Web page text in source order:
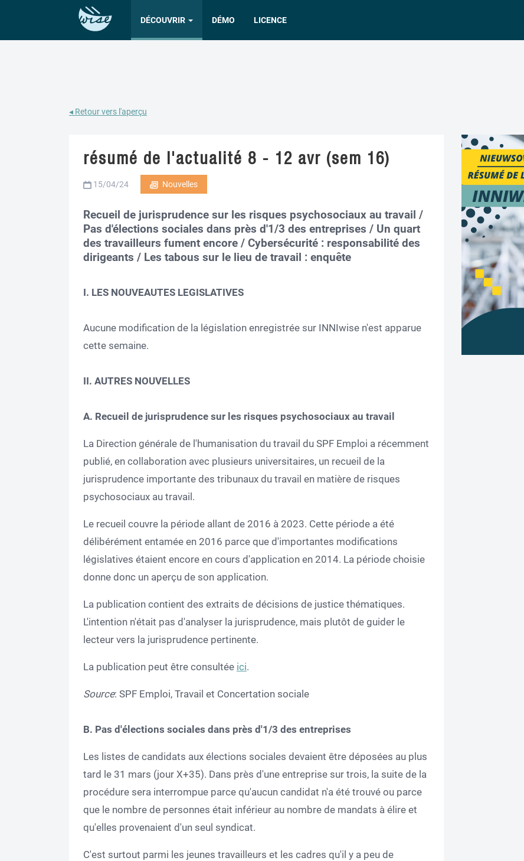
DÉCOUVRIR DÉMO LICENCE
◂ Retour vers l'aperçu
résumé de l'actualité 8 - 12 avr (sem 16)
15/04/24 Nouvelles
Recueil de jurisprudence sur les risques psychosociaux au travail /
Pas d'élections sociales dans près d'1/3 des entreprises / Un quart
des travailleurs fument encore / Cybersécurité : responsabilité des
dirigeants / Les tabous sur le lieu de travail : enquête
I. LES NOUVEAUTES LEGISLATIVES
Aucune modification de la législation enregistrée sur INNIwise n'est apparue
cette semaine.
II. AUTRES NOUVELLES
A. Recueil de jurisprudence sur les risques psychosociaux au travail
La Direction générale de l'humanisation du travail du SPF Emploi a récemment
publié, en collaboration avec plusieurs universitaires, un recueil de la
jurisprudence importante des tribunaux du travail en matière de risques
psychosociaux au travail.
Le recueil couvre la période allant de 2016 à 2023. Cette période a été
délibérément entamée en 2016 parce que d'importantes modifications
législatives étaient encore en cours d'application en 2014. La période choisie
donne donc un aperçu de son application.
La publication contient des extraits de décisions de justice thématiques.
L'intention n'était pas d'analyser la jurisprudence, mais plutôt de guider le
lecteur vers la jurisprudence pertinente.
La publication peut être consultée ici.
Source: SPF Emploi, Travail et Concertation sociale
B. Pas d'élections sociales dans près d'1/3 des entreprises
Les listes de candidats aux élections sociales devaient être déposées au plus
tard le 31 mars (jour X+35). Dans près d'une entreprise sur trois, la suite de la
procédure sera interrompue parce qu'aucun candidat n'a été trouvé ou parce
que le nombre de personnes était inférieur au nombre de mandats à élire et
qu'elles provenaient d'un seul syndicat.
C'est surtout parmi les jeunes travailleurs et les cadres qu'il y a peu de